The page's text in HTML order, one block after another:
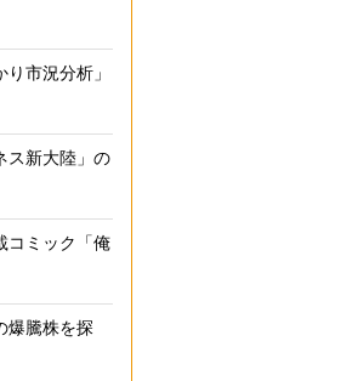
市況分析」
ス新大陸」の
コミック「俺
爆騰株を探